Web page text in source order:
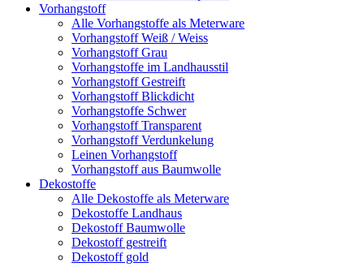
Vorhangstoff
Alle Vorhangstoffe als Meterware
Vorhangstoff Weiß / Weiss
Vorhangstoff Grau
Vorhangstoffe im Landhausstil
Vorhangstoff Gestreift
Vorhangstoff Blickdicht
Vorhangstoffe Schwer
Vorhangstoff Transparent
Vorhangstoff Verdunkelung
Leinen Vorhangstoff
Vorhangstoff aus Baumwolle
Dekostoffe
Alle Dekostoffe als Meterware
Dekostoffe Landhaus
Dekostoff Baumwolle
Dekostoff gestreift
Dekostoff gold